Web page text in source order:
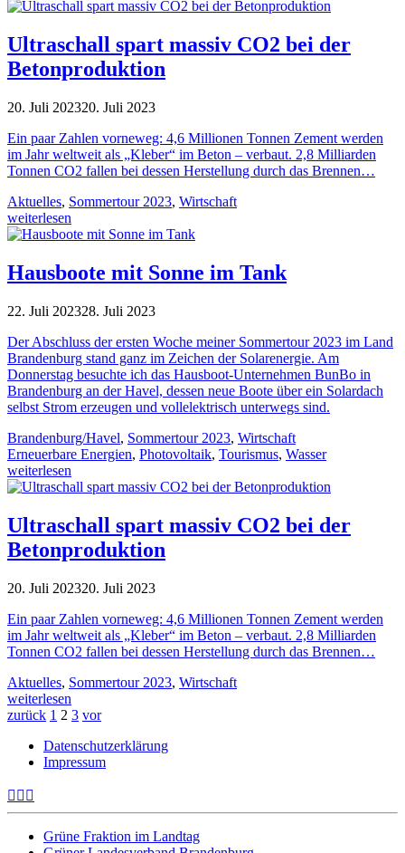
Ultraschall spart massiv CO2 bei der
Betonproduktion
20. Juli 202320. Juli 2023
Ein paar Zahlen vorneweg: 4,6 Millionen Tonnen Zement werden
im Jahr weltweit als „Kleber“ im Beton – verbaut. 2,8 Milliarden
Tonnen CO2 fallen bei dessen Herstellung durch das Brennen…
Aktuelles, Sommertour 2023, Wirtschaft
weiterlesen
Hausboote mit Sonne im Tank
22. Juli 202328. Juli 2023
Der Abschluss der ersten Woche meiner Sommertour 2023 im Land
Brandenburg stand ganz im Zeichen der Solarenergie. Am
Donnerstag besuchte ich das Hausboot-Unternehmen BunBo in
Brandenburg an der Havel, dessen neue Boote über ein Solardach
selbst Strom erzeugen und vollelektrisch unterwegs sind.
Brandenburg/Havel, Sommertour 2023, Wirtschaft
Erneuerbare Energien, Photovoltaik, Tourismus, Wasser
weiterlesen
Ultraschall spart massiv CO2 bei der
Betonproduktion
20. Juli 202320. Juli 2023
Ein paar Zahlen vorneweg: 4,6 Millionen Tonnen Zement werden
im Jahr weltweit als „Kleber“ im Beton – verbaut. 2,8 Milliarden
Tonnen CO2 fallen bei dessen Herstellung durch das Brennen…
Aktuelles, Sommertour 2023, Wirtschaft
weiterlesen
zurück 1 2 3 vor
Datenschutzerklärung
Impressum
Grüne Fraktion im Landtag